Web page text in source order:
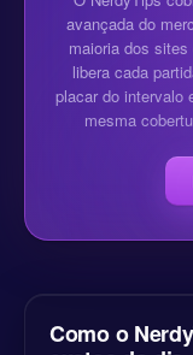
avançada do
maioria dos
libera cada
placar do intervalo
mesma
Como o